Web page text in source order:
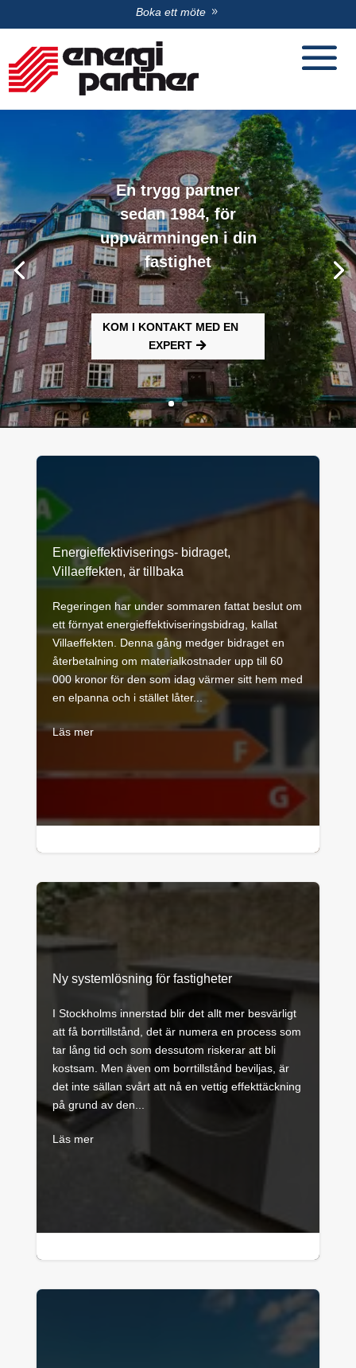
Boka ett möte
En trygg partner
sedan 1984, för
uppvärmningen i din
fastighet
KOM I KONTAKT MED EN
EXPERT
Energieffektiviserings- bidraget,
Villaeffekten, är tillbaka
Regeringen har under sommaren fattat beslut om
ett förnyat energieffektiviseringsbidrag, kallat
Villaeffekten. Denna gång medger bidraget en
återbetalning om materialkostnader upp till 60
000 kronor för den som idag värmer sitt hem med
en elpanna och i stället låter...
Läs mer
Ny systemlösning för fastigheter
I Stockholms innerstad blir det allt mer besvärligt
att få borrtillstånd, det är numera en process som
tar lång tid och som dessutom riskerar att bli
kostsam. Men även om borrtillstånd beviljas, är
det inte sällan svårt att nå en vettig effekttäckning
på grund av den...
Läs mer